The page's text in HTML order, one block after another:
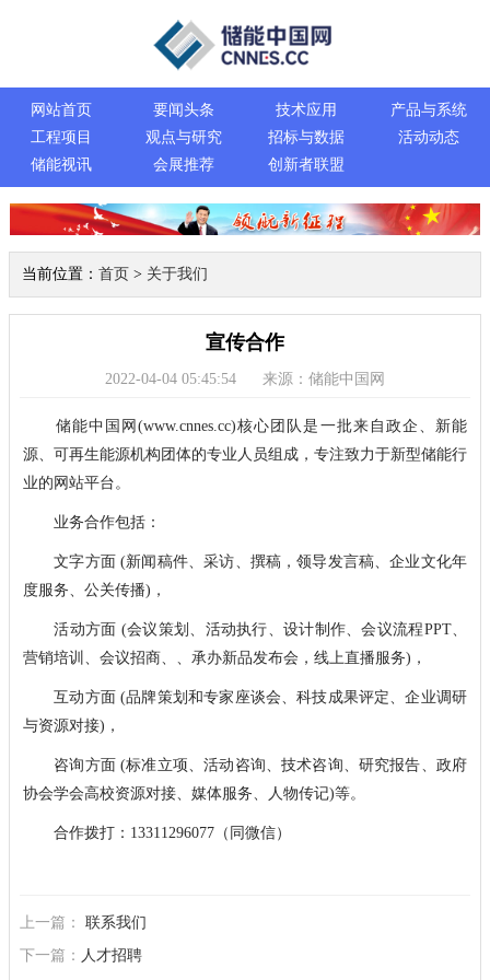
网站首页 要闻头条 技术应用
产品与系统
工程项目
观点与研究 招标与数据
活动动态
储能视讯
会展推荐 创新者联盟
当前位置： 首页> 关于我们
宣传合作
2022-04-04 05:45:54 来源：储能中国网
储能中国网(www.cnnes.cc)核心团队是一批来自政企、新能
源、可再生能源机构团体的专业人员组成，专注致力于新型储能行
业的网站平台。
业务合作包括：
文字方面 (新闻稿件、采访、撰稿，领导发言稿、企业文化年
度服务、公关传播)，
活动方面 (会议策划、活动执行、设计制作、会议流程PPT、
营销培训、会议招商、、承办新品发布会，线上直播服务)，
互动方面 (品牌策划和专家座谈会、科技成果评定、企业调研
与资源对接)，
咨询方面 (标准立项、活动咨询、技术咨询、研究报告、政府
协会学会高校资源对接、媒体服务、人物传记)等。
合作拨打：13311296077（同微信）
上一篇：
联系我们
下一篇： 人才招聘